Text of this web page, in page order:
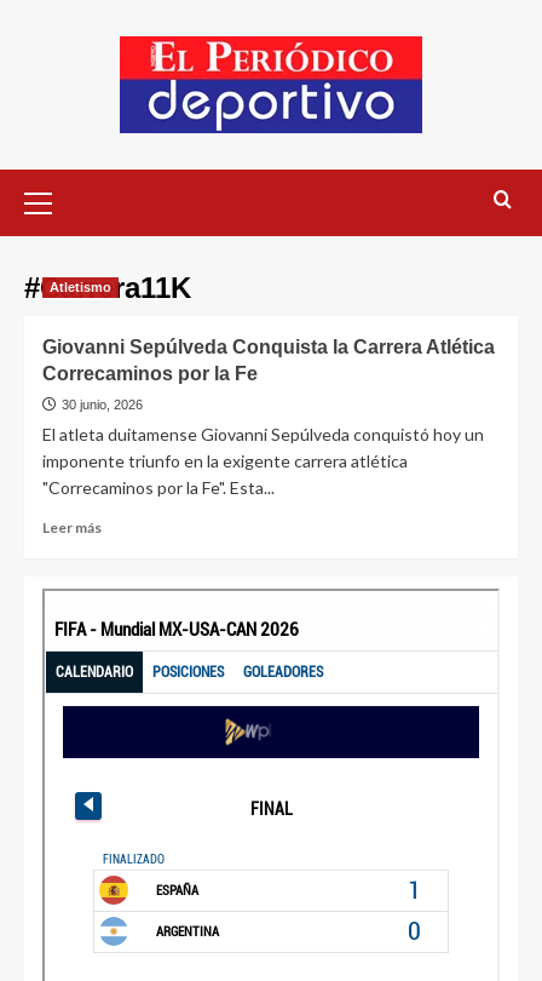
#Carrera11K
Atletismo
Giovanni Sepúlveda Conquista la Carrera Atlética
Correcaminos por la Fe
30 junio, 2026
El atleta duitamense Giovanni Sepúlveda conquistó hoy un
imponente triunfo en la exigente carrera atlética
"Correcaminos por la Fe". Esta...
Leer más